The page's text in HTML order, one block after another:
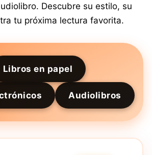
Descubre su estilo, su
tu próxima lectura favorita.
Libros en papel
Audiolibros